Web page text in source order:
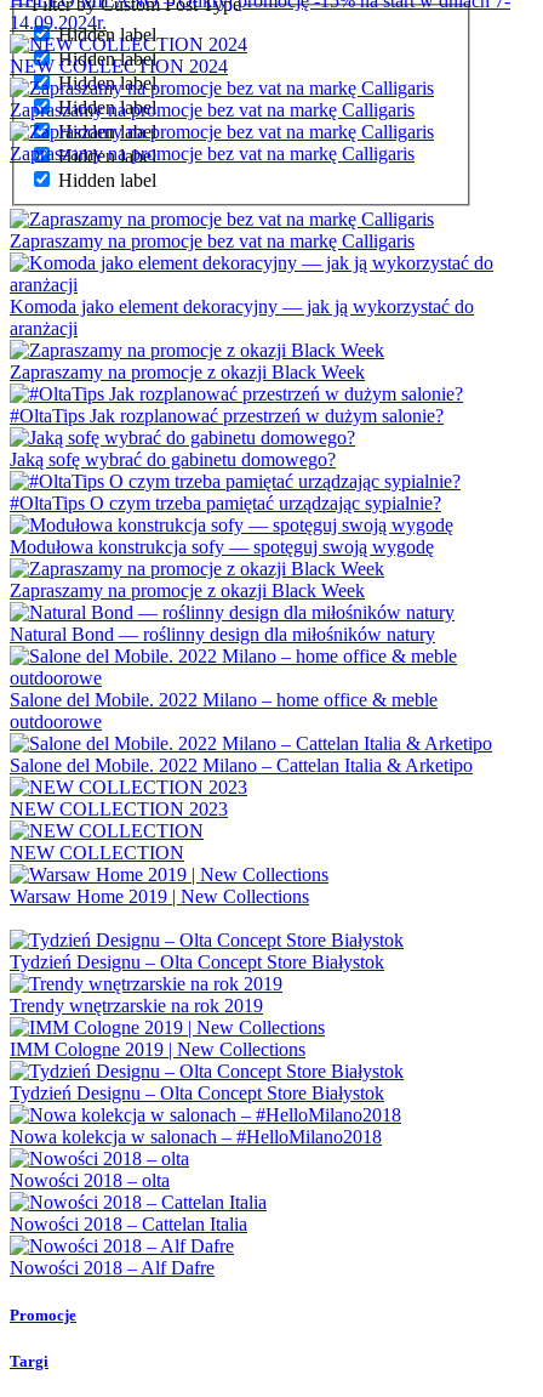
Hidden label
Hidden label
Hidden label
Hidden label
Hidden label
Hidden label
Hidden label
14.09.2024r.
NEW COLLECTION 2024
Zapraszamy na promocje bez vat na markę Calligaris
Zapraszamy na promocje bez vat na markę Calligaris
Zapraszamy na promocje bez vat na markę Calligaris
Komoda jako element dekoracyjny — jak ją wykorzystać do
aranżacji
Zapraszamy na promocje z okazji Black Week
#OltaTips Jak rozplanować przestrzeń w dużym salonie?
Jaką sofę wybrać do gabinetu domowego?
#OltaTips O czym trzeba pamiętać urządzając sypialnie?
Modułowa konstrukcja sofy — spotęguj swoją wygodę
Zapraszamy na promocje z okazji Black Week
Natural Bond — roślinny design dla miłośników natury
Salone del Mobile. 2022 Milano – home office & meble
outdoorowe
Salone del Mobile. 2022 Milano – Cattelan Italia & Arketipo
NEW COLLECTION 2023
NEW COLLECTION
Warsaw Home 2019 | New Collections
Tydzień Designu – Olta Concept Store Białystok
Trendy wnętrzarskie na rok 2019
IMM Cologne 2019 | New Collections
Tydzień Designu – Olta Concept Store Białystok
Nowa kolekcja w salonach – #HelloMilano2018
Nowości 2018 – olta
Nowości 2018 – Cattelan Italia
Nowości 2018 – Alf Dafre
Promocje
Targi